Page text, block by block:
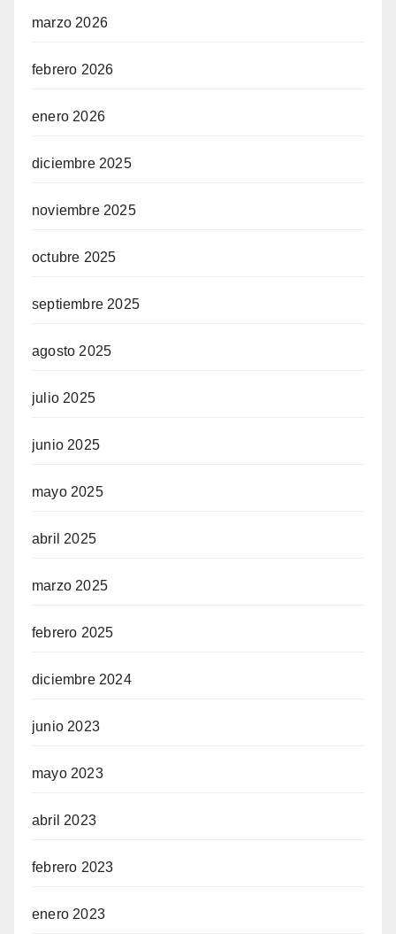
marzo 2026
febrero 2026
enero 2026
diciembre 2025
noviembre 2025
octubre 2025
septiembre 2025
agosto 2025
julio 2025
junio 2025
mayo 2025
abril 2025
marzo 2025
febrero 2025
diciembre 2024
junio 2023
mayo 2023
abril 2023
febrero 2023
enero 2023